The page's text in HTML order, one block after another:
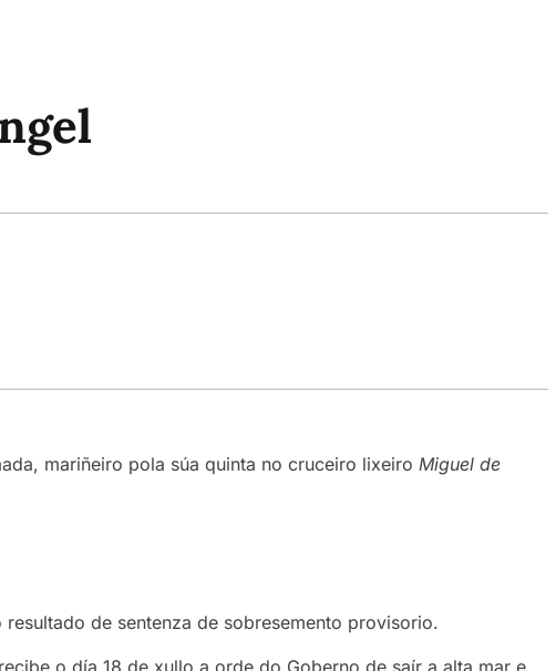
mariñeiro pola súa quinta no cruceiro lixeiro Miguel de
de sentenza de sobresemento provisorio.
o día 18 de xullo a orde do Goberno de saír a alta mar e